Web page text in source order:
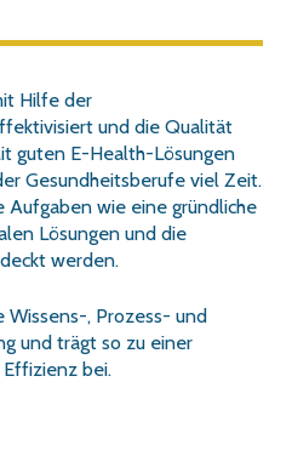
Hilfe der
und die Qualität
guten E-Health-Lösungen
Gesundheitsberufe viel Zeit.
Aufgaben wie eine gründliche
Lösungen und die
werden.
, Prozess- und
und trägt so zu einer
bei.